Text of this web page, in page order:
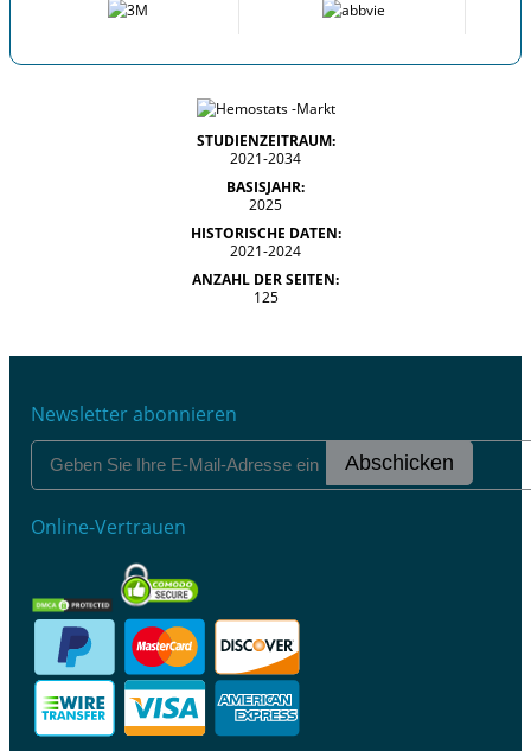
STUDIENZEITRAUM:
2021-2034
BASISJAHR:
2025
HISTORISCHE DATEN:
2021-2024
ANZAHL DER SEITEN:
125
Newsletter abonnieren
Abschicken
Online-Vertrauen